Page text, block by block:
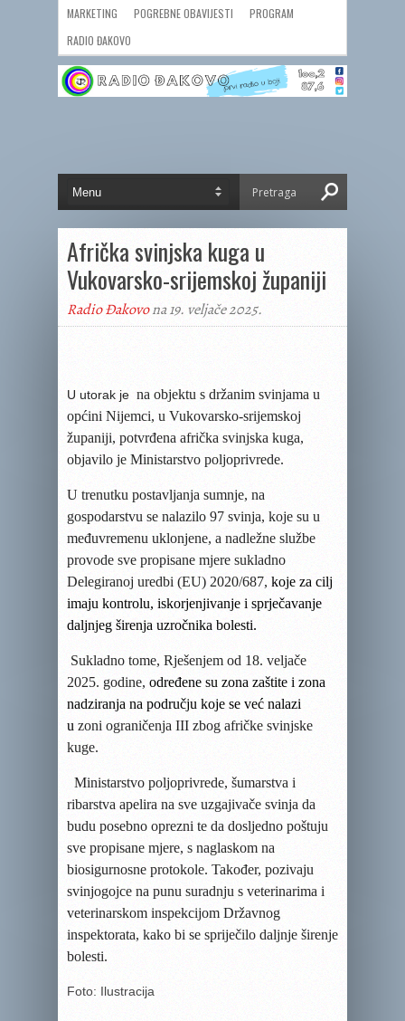
MARKETING POGREBNE OBAVIJESTI
PROGRAM
RADIO ĐAKOVO
Afrička svinjska kuga u
Vukovarsko-srijemskoj županiji
Radio Đakovona 19. veljače 2025.
U utorak je na objektu s držanim svinjama u
općini Nijemci, u Vukovarsko-srijemskoj
županiji, potvrđena afrička svinjska kuga,
objavilo je Ministarstvo poljoprivrede.
U trenutku postavljanja sumnje, na
gospodarstvu se nalazilo 97 svinja, koje su u
međuvremenu uklonjene, a nadležne službe
provode sve propisane mjere sukladno
Delegiranoj uredbi (EU) 2020/687, koje za cilj
imaju kontrolu, iskorjenjivanje i sprječavanje
daljnjeg širenja uzročnika bolesti.
Sukladno tome, Rješenjem od 18. veljače
2025. godine, određene su zona zaštite i zona
nadziranja na području koje se već nalazi
u zoni ograničenja III zbog afričke svinjske
kuge.
Ministarstvo poljoprivrede, šumarstva i
ribarstva apelira na sve uzgajivače svinja da
budu posebno oprezni te da dosljedno poštuju
sve propisane mjere, s naglaskom na
biosigurnosne protokole. Također, pozivaju
svinjogojce na punu suradnju s veterinarima i
veterinarskom inspekcijom Državnog
inspektorata, kako bi se spriječilo daljnje širenje
bolesti.
Foto: Ilustracija